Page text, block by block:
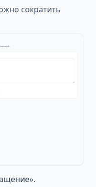
сократить